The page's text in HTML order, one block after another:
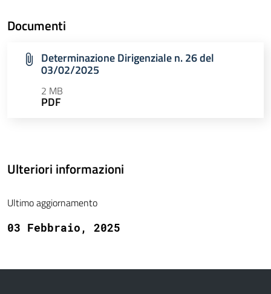
Documenti
Determinazione Dirigenziale n. 26 del
03/02/2025
2 MB
PDF
Ulteriori informazioni
Ultimo aggiornamento
03 Febbraio, 2025